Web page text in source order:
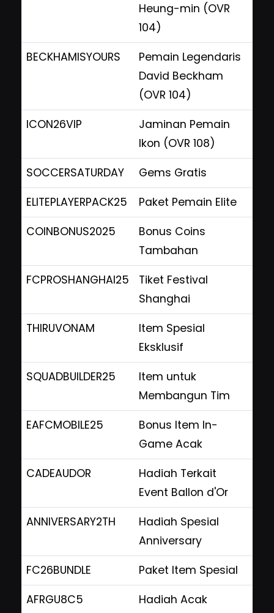
Heung-min (OVR
104)
BECKHAMISYOURS
Pemain Legendaris
David Beckham
(OVR 104)
ICON26VIP
Jaminan Pemain
Ikon (OVR 108)
SOCCERSATURDAY
Gems Gratis
ELITEPLAYERPACK25
Paket Pemain Elite
COINBONUS2025
Bonus Coins
Tambahan
FCPROSHANGHAI25
Tiket Festival
Shanghai
THIRUVONAM
Item Spesial
Eksklusif
SQUADBUILDER25
Item untuk
Membangun Tim
EAFCMOBILE25
Bonus Item In-
Game Acak
CADEAUDOR
Hadiah Terkait
Event Ballon d'Or
ANNIVERSARY2TH
Hadiah Spesial
Anniversary
FC26BUNDLE
Paket Item Spesial
AFRGU8C5
Hadiah Acak